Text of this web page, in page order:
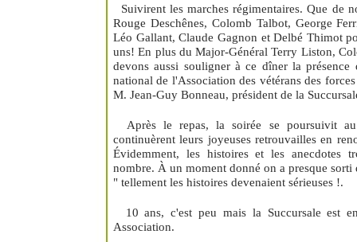
Suivirent les marches régimentaires. Que de
Rouge Deschênes, Colomb Talbot, George
Léo Gallant, Claude Gagnon et Delbé Thimot
uns! En plus du Major-Général Terry Liston,
devons aussi souligner à ce dîner la présence
national de l'Association des vétérans des
M. Jean-Guy Bonneau, président de la
Après le repas, la soirée se poursuivit
continuèrent leurs joyeuses retrouvailles en
Évidemment, les histoires et les anecdotes
nombre. À un moment donné on a presque
" tellement les histoires devenaient sérieuses !.
10 ans, c'est peu mais la Succursale est
Association.